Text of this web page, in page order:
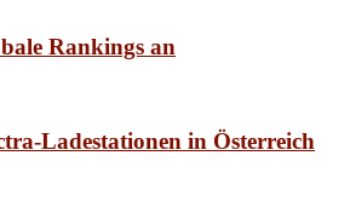
Rankings an
Ladestationen in Österreich